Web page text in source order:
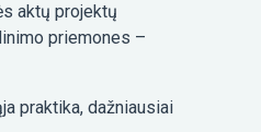
aktų projektų
priemones –
praktika, dažniausiai